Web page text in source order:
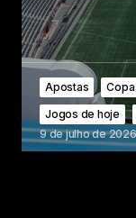
Apostas
Jogos de hoje
9 de julho de 2026